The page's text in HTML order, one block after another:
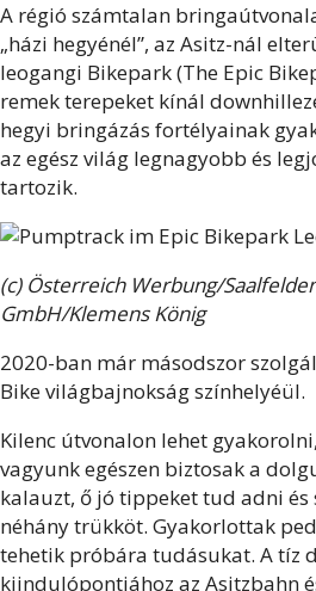
A régió számtalan
„házi hegyénél”, az Asitz-nál
leogangi Bikepark (The Epic
remek terepeket kínál
hegyi bringázás fortélyainak
az egész világ legnagyobb és
tartozik.
(c) Österreich Werbung/
GmbH/Klemens König
2020-ban már másodszor
Bike világbajnokság színhelyéül.
Kilenc útvonalon lehet
vagyunk egészen biztosak a
kalauzt, ő jó tippeket tud adni
néhány trükköt. Gyakorlottak
tehetik próbára tudásukat. A tíz
kiindulópontjához az Asitzbahn